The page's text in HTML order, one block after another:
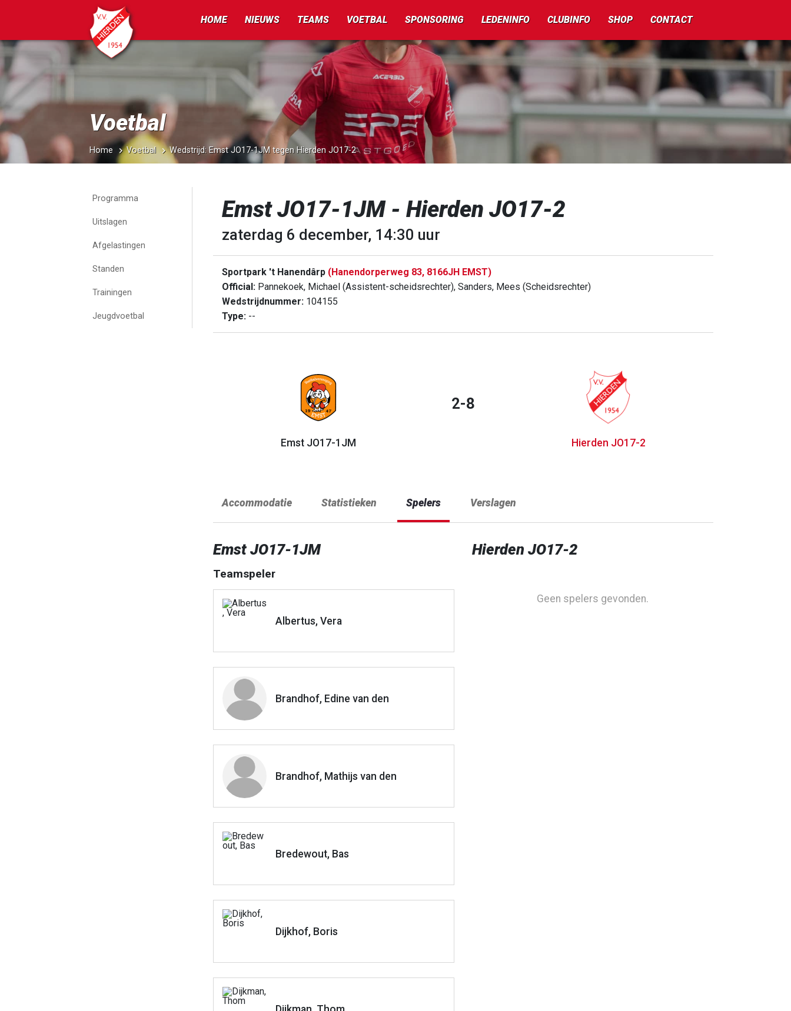
HOME NIEUWS TEAMS VOETBAL SPONSORING LEDENINFO CLUBINFO SHOP CONTACT
Voetbal
Home Voetbal Wedstrijd: Emst JO17-1JM tegen Hierden JO17-2
Programma
Uitslagen
Afgelastingen
Standen
Trainingen
Jeugdvoetbal
Emst JO17-1JM - Hierden JO17-2
zaterdag 6 december, 14:30 uur
Sportpark 't Hanendârp (Hanendorperweg 83, 8166JH EMST)
Official: Pannekoek, Michael (Assistent-scheidsrechter), Sanders, Mees (Scheidsrechter)
Wedstrijdnummer: 104155
Type: --
Emst JO17-1JM
2-8
Hierden JO17-2
Accommodatie Statistieken Spelers Verslagen
Emst JO17-1JM
Teamspeler
Albertus, Vera
Brandhof, Edine van den
Brandhof, Mathijs van den
Bredewout, Bas
Dijkhof, Boris
Hierden JO17-2
Geen spelers gevonden.